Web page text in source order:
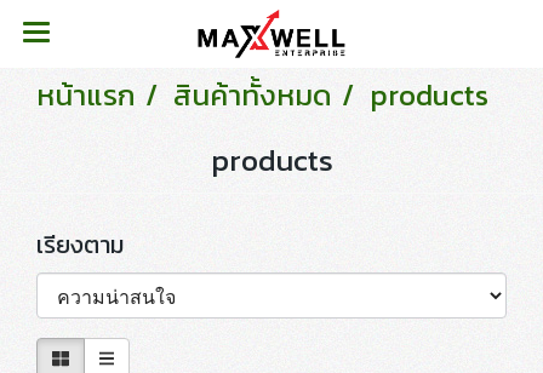
หน้าแรก สินค้าทั้งหมด products
products
เรียงตาม